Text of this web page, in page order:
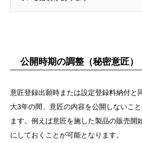
公開時期の調整（秘密意匠）
意匠登録出願時または設定登録料納付と
大3年の間、意匠の内容を公開しないこ
ます。例えば意匠を施した製品の販売開
にしておくことが可能となります。